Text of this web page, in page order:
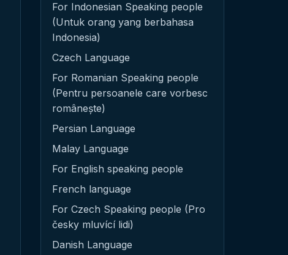
For Indonesian Speaking people
(Untuk orang yang berbahasa
Indonesia)
Czech Language
For Romanian Speaking people
(Pentru persoanele care vorbesc
românește)
Persian Language
Malay Language
For English speaking people
French language
For Czech Speaking people (Pro
česky mluvící lidi)
Danish Language